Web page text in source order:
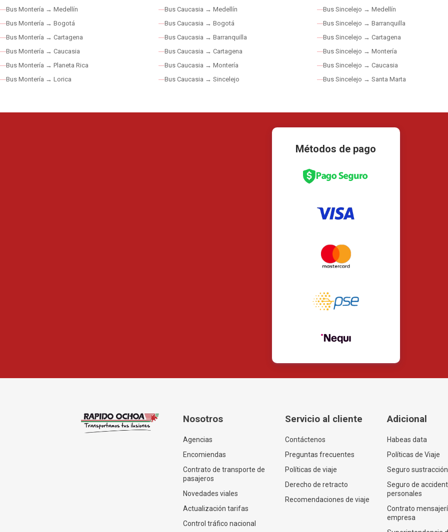
Bus Montería → Medellín
Bus Montería → Bogotá
Bus Montería → Cartagena
Bus Montería → Caucasia
Bus Montería → Planeta Rica
Bus Montería → Lorica
Bus Caucasia → Medellín
Bus Caucasia → Bogotá
Bus Caucasia → Barranquilla
Bus Caucasia → Cartagena
Bus Caucasia → Montería
Bus Caucasia → Sincelejo
Bus Sincelejo → Medellín
Bus Sincelejo → Barranquilla
Bus Sincelejo → Cartagena
Bus Sincelejo → Montería
Bus Sincelejo → Caucasia
Bus Sincelejo → Santa Marta
Métodos de pago
Nosotros
Agencias
Encomiendas
Contrato de transporte de
pasajeros
Novedades viales
Actualización tarifas
Control tráfico nacional
Servicio al cliente
Contáctenos
Preguntas frecuentes
Políticas de viaje
Derecho de retracto
Recomendaciones de viaje
Adicional
Habeas data
Políticas de Viaje
Seguro sustracción
Seguro de
personales
Contrato
empresa